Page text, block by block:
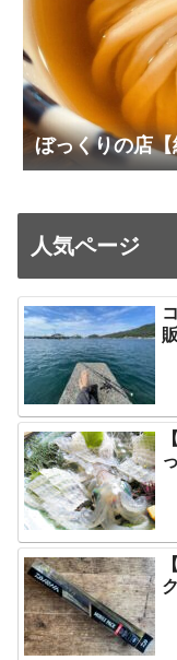
ぼっくりの店
人気ページ